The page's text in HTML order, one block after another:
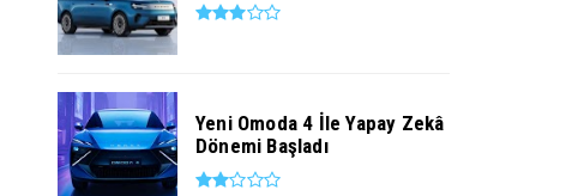
Yeni Omoda 4 İle Yapay Zekâ
Dönemi Başladı